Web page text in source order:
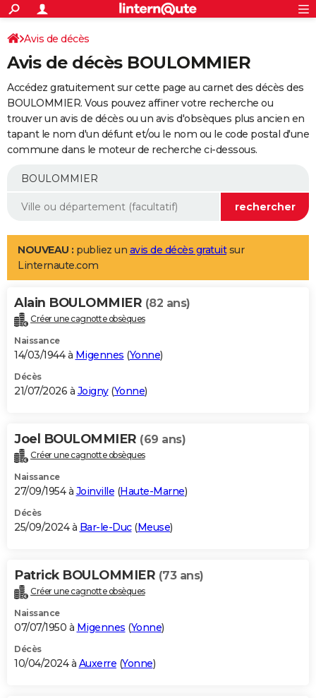
ACTUALITÉS
Politique
Société
Faits Divers
Education
Monde
Villes
+
SPORT
Coupe du monde 2026
Football
Tennis
Cyclisme
Rugby
Forum
Programme TV
TNT
Streaming
Cinéma
Sorties cinéma
Musique
+
FINANCE
Retraite
Epargne
Immobilier
Risques naturels par ville
Assurance
AUTO
Essais
Réserver un essai
Citadines
Berlines
SUV
Forum auto
+
Mobiles
Meilleur smartphone
Internet
Ordinateurs
Jeux vidéo
Guide high-tech
Aménagement intérieur
LIFESTYLE
Art de vivre
Bien-être
Loisirs
Mode
Modes de vie
Alimentation
Guide de la santé
Maladies
Médicaments
Sommeil
VOYAGE
Destinations
City break
Voyage nature
Voyage de noces
Forum
Climat
+PHOTO
GUIDES D'ACHAT
BONS PLANS
Carte de Noël
Carte Bonne année
Carte Saint-Valentin
Carte Pâques
Carte d'anniversaire
DICTIONNAIRE
Dictionnaire
Biographies
Citations
Expressions
Proverbes
PROGRAMME TV
S'inscrire
Se connecter
Lycées
Collèges
Primaires
Universités
Entreprises
Service militaire
Avis de recherche
AVIS DE DÉCÈS
Bricolage
Lifestyle
Culture
Sport
Auto
Television
Voyage
Cinema
Avis de décès
Avis de décès BOULOMMIER
Accédez gratuitement sur cette page au carnet des décès des
BOULOMMIER. Vous pouvez affiner votre recherche ou
trouver un avis de décès ou un avis d'obsèques plus ancien en
tapant le nom d'un défunt et/ou le nom ou le code postal d'une
commune dans le moteur de recherche ci-dessous.
NOUVEAU : publiez un avis de décès gratuitsur
Linternaute.com
Alain BOULOMMIER (82 ans)
Créer une cagnotte obsèques
Naissance
14/03/1944 à Migennes (Yonne)
Décès
21/07/2026 à Joigny(Yonne)
Joel BOULOMMIER (69 ans)
Créer une cagnotte obsèques
Naissance
27/09/1954 à Joinville (Haute-Marne)
Décès
25/09/2024 à Bar-le-Duc(Meuse)
Patrick BOULOMMIER (73 ans)
Créer une cagnotte obsèques
Naissance
07/07/1950 à Migennes (Yonne)
Décès
10/04/2024 à Auxerre (Yonne)